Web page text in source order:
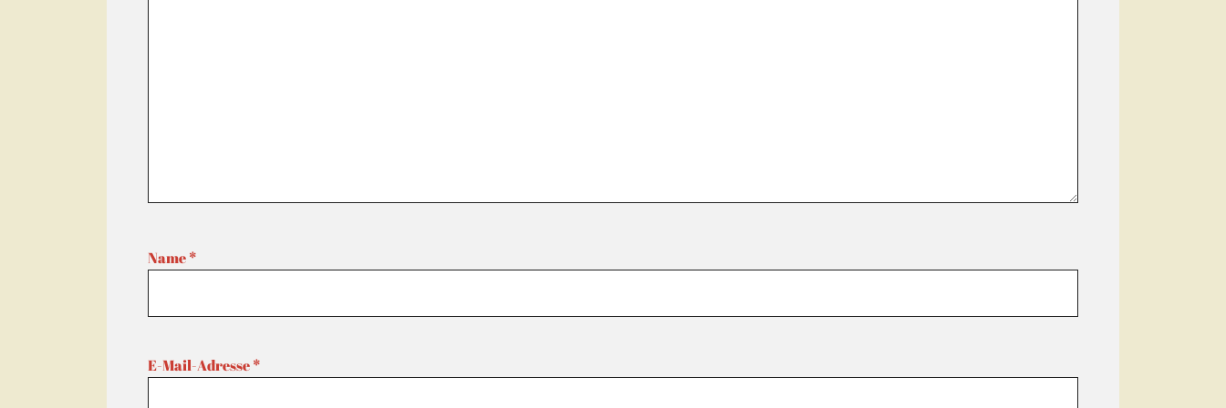
Name*
E-Mail-Adresse*